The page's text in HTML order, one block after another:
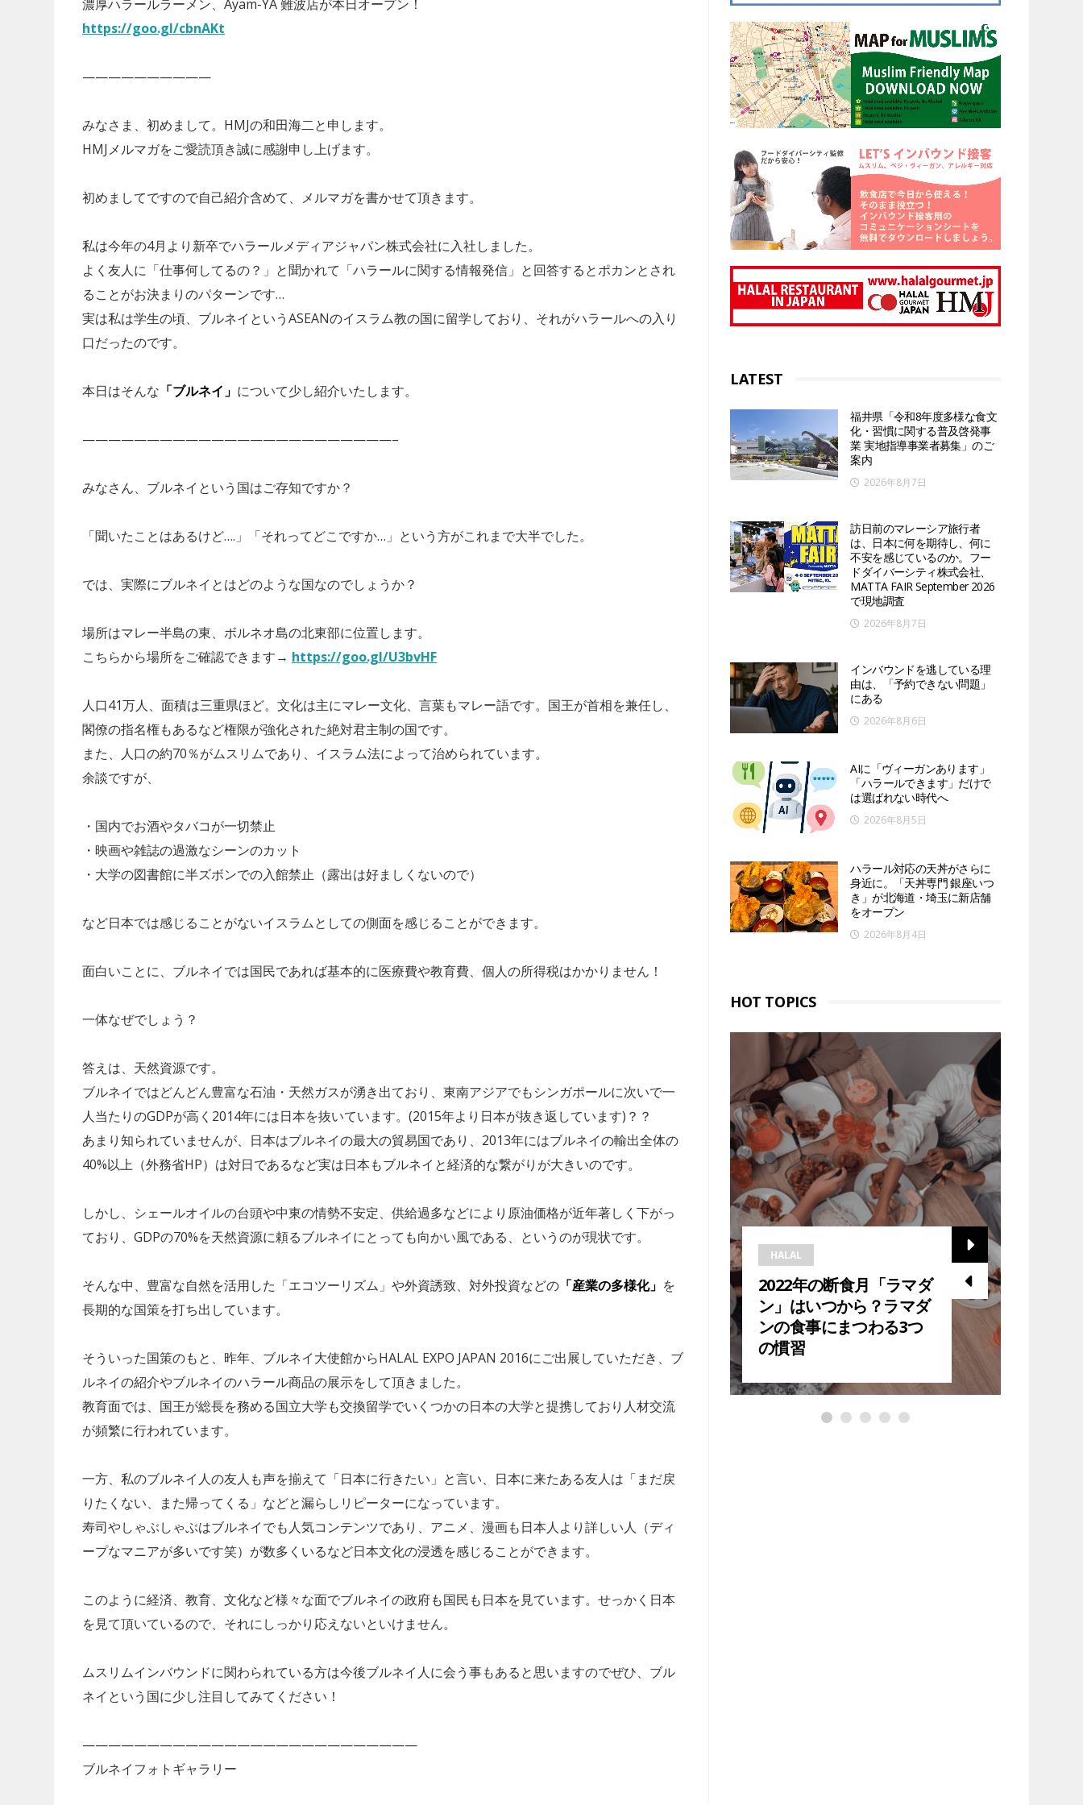
濃厚ハラールラーメン、Ayam-YA 難波店が本日オープン！
https://goo.gl/cbnAKt
——————————
みなさま、初めまして。HMJの和田海二と申します。
HMJメルマガをご愛読頂き誠に感謝申し上げます。
初めましてですので自己紹介含めて、メルマガを書かせて頂きます。
私は今年の4月より新卒でハラールメディアジャパン株式会社に入社しました。
よく友人に「仕事何してるの？」と聞かれて「ハラールに関する情報発信」と回答するとポカンとされ
ることがお決まりのパターンです…
実は私は学生の頃、ブルネイというASEANのイスラム教の国に留学しており、それがハラールへの入り
口だったのです。
本日はそんな 「ブルネイ」 について少し紹介いたします。
————————————————————————–
みなさん、ブルネイという国はご存知ですか？
「聞いたことはあるけど….」「それってどこですか…」という方がこれまで大半でした。
では、実際にブルネイとはどのような国なのでしょうか？
場所はマレー半島の東、ボルネオ島の北東部に位置します。
こちらから場所をご確認できます→ https://goo.gl/U3bvHF
人口41万人、面積は三重県ほど。文化は主にマレー文化、言葉もマレー語です。国王が首相を兼任し、
閣僚の指名権もあるなど権限が強化された絶対君主制の国です。
また、人口の約70％がムスリムであり、イスラム法によって治められています。
余談ですが、
・国内でお酒やタバコが一切禁止
・映画や雑誌の過激なシーンのカット
・大学の図書館に半ズボンでの入館禁止（露出は好ましくないので）
など日本では感じることがないイスラムとしての側面を感じることができます。
面白いことに、ブルネイでは国民であれば基本的に医療費や教育費、個人の所得税はかかりません！
一体なぜでしょう？
答えは、天然資源です。
ブルネイではどんどん豊富な石油・天然ガスが湧き出ており、東南アジアでもシンガポールに次いで一
人当たりのGDPが高く2014年には日本を抜いています。(2015年より日本が抜き返しています)？？
あまり知られていませんが、日本はブルネイの最大の貿易国であり、2013年にはブルネイの輸出全体の
40%以上（外務省HP）は対日であるなど実は日本もブルネイと経済的な繋がりが大きいのです。
しかし、シェールオイルの台頭や中東の情勢不安定、供給過多などにより原油価格が近年著しく下がっ
ており、GDPの70%を天然資源に頼るブルネイにとっても向かい風である、というのが現状です。
そんな中、豊富な自然を活用した「エコツーリズム」や外資誘致、対外投資などの 「産業の多様化」 を
長期的な国策を打ち出しています。
そういった国策のもと、昨年、ブルネイ大使館からHALAL EXPO JAPAN 2016にご出展していただき、ブ
ルネイの紹介やブルネイのハラール商品の展示をして頂きました。
教育面では、国王が総長を務める国立大学も交換留学でいくつかの日本の大学と提携しており人材交流
が頻繁に行われています。
一方、私のブルネイ人の友人も声を揃えて「日本に行きたい」と言い、日本に来たある友人は「まだ戻
りたくない、また帰ってくる」などと漏らしリピーターになっています。
寿司やしゃぶしゃぶはブルネイでも人気コンテンツであり、アニメ、漫画も日本人より詳しい人（ディ
ープなマニアが多いです笑）が数多くいるなど日本文化の浸透を感じることができます。
このように経済、教育、文化など様々な面でブルネイの政府も国民も日本を見ています。せっかく日本
を見て頂いているので、それにしっかり応えないといけません。
ムスリムインバウンドに関わられている方は今後ブルネイ人に会う事もあると思いますのでぜひ、ブル
ネイという国に少し注目してみてください！
——————————————————————————
ブルネイフォトギャラリー
LATEST
福井県「令和8年度多様な食文
化・習慣に関する普及啓発事
業 実地指導事業者募集」のご
案内
2026年8月7日
訪日前のマレーシア旅行者
は、日本に何を期待し、何に
不安を感じているのか。フー
ドダイバーシティ株式会社、
MATTA FAIR September 2026
で現地調査
2026年8月7日
インバウンドを逃している理
由は、「予約できない問題」
にある
2026年8月6日
AIに「ヴィーガンあります」
「ハラールできます」だけで
は選ばれない時代へ
2026年8月5日
ハラール対応の天丼がさらに
身近に。「天丼専門 銀座いつ
き」が北海道・埼玉に新店舗
をオープン
2026年8月4日
HOT TOPICS
「卵の価格高騰」はいつ
対策について
2024年のラマダンはいつ
7つのこととは？
HALAL
2022年の断食月「ラマダ
ン」はいつから？ラマダ
ンの食事にまつわる3つ
の慣習